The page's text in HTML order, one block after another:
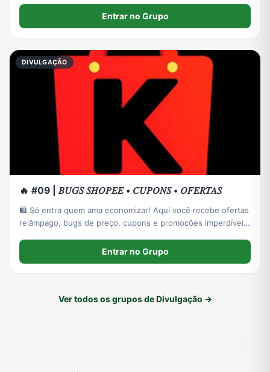
Entrar no Grupo
DIVULGAÇÃO
🔥 #09 | 𝐵𝑈𝐺𝑆 𝑆𝐻𝑂𝑃𝐸𝐸 • 𝐶𝑈𝑃𝑂𝑁𝑆 • 𝑂𝐹𝐸𝑅𝑇𝐴𝑆
🛍️ Só entra quem ama economizar! Aqui você recebe ofertas
relâmpago, bugs de preço, cupons e promoções imperdíveis
Entrar no Grupo
Ver todos os grupos de Divulgação →